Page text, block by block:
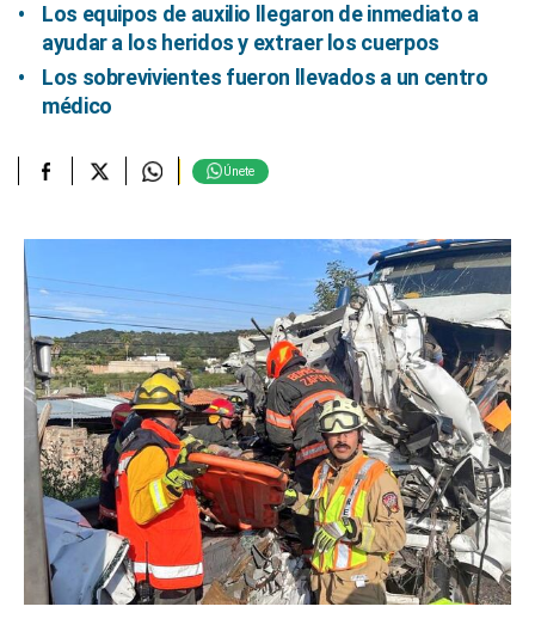
Los equipos de auxilio llegaron de inmediato a
ayudar a los heridos y extraer los cuerpos
Los sobrevivientes fueron llevados a un centro
médico
Únete